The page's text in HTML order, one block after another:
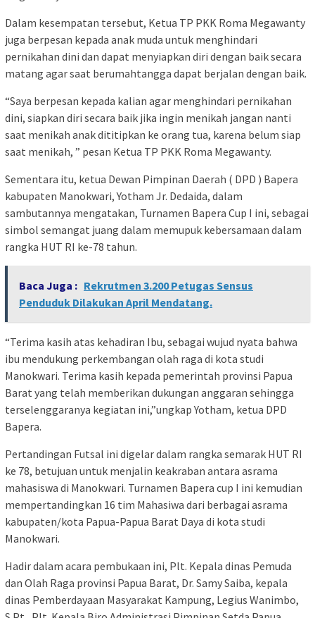
Dalam kesempatan tersebut, Ketua TP PKK Roma Megawanty
juga berpesan kepada anak muda untuk menghindari
pernikahan dini dan dapat menyiapkan diri dengan baik secara
matang agar saat berumahtangga dapat berjalan dengan baik.
“Saya berpesan kepada kalian agar menghindari pernikahan
dini, siapkan diri secara baik jika ingin menikah jangan nanti
saat menikah anak dititipkan ke orang tua, karena belum siap
saat menikah, ” pesan Ketua TP PKK Roma Megawanty.
Sementara itu, ketua Dewan Pimpinan Daerah ( DPD ) Bapera
kabupaten Manokwari, Yotham Jr. Dedaida, dalam
sambutannya mengatakan, Turnamen Bapera Cup I ini, sebagai
simbol semangat juang dalam memupuk kebersamaan dalam
rangka HUT RI ke-78 tahun.
Baca Juga : Rekrutmen 3.200 Petugas Sensus
Penduduk Dilakukan April Mendatang.
“Terima kasih atas kehadiran Ibu, sebagai wujud nyata bahwa
ibu mendukung perkembangan olah raga di kota studi
Manokwari. Terima kasih kepada pemerintah provinsi Papua
Barat yang telah memberikan dukungan anggaran sehingga
terselenggaranya kegiatan ini,”ungkap Yotham, ketua DPD
Bapera.
Pertandingan Futsal ini digelar dalam rangka semarak HUT RI
ke 78, betujuan untuk menjalin keakraban antara asrama
mahasiswa di Manokwari. Turnamen Bapera cup I ini kemudian
mempertandingkan 16 tim Mahasiwa dari berbagai asrama
kabupaten/kota Papua-Papua Barat Daya di kota studi
Manokwari.
Hadir dalam acara pembukaan ini, Plt. Kepala dinas Pemuda
dan Olah Raga provinsi Papua Barat, Dr. Samy Saiba, kepala
dinas Pemberdayaan Masyarakat Kampung, Legius Wanimbo,